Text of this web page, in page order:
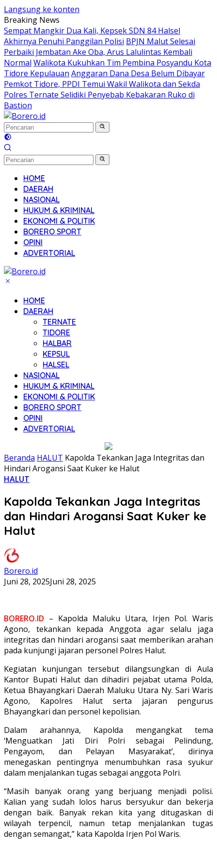
Langsung ke konten
Breaking News
Sempat Mangkir Dua Kali, Kepsek SDN 84 Halsel
Akhirnya Penuhi Panggilan Polisi BPJN Malut Selesai
Perbaiki Jembatan Ake Oba, Arus Lalulintas Kembali
Normal Walikota Kukuhkan Tim Pembina Posyandu Kota
Tidore Kepulauan Anggaran Dana Desa Belum Dibayar
Pemkot Tidore, PPDI Temui Wakil Walikota dan Sekda
Polres Ternate Selidiki Penyebab Kebakaran Ruko di
Bastion
HOME
DAERAH
NASIONAL
HUKUM & KRIMINAL
EKONOMI & POLITIK
BORERO SPORT
OPINI
ADVERTORIAL
HOME
DAERAH
TERNATE
TIDORE
HALBAR
KEPSUL
HALSEL
NASIONAL
HUKUM & KRIMINAL
EKONOMI & POLITIK
BORERO SPORT
OPINI
ADVERTORIAL
Beranda HALUT Kapolda Tekankan Jaga Integritas dan
Hindari Arogansi Saat Kuker ke Halut
HALUT
Kapolda Tekankan Jaga Integritas
dan Hindari Arogansi Saat Kuker ke
Halut
Borero.id
Juni 28, 2025Juni 28, 2025
BORERO.ID – Kapolda Maluku Utara, Irjen Pol. Waris
Agono, tekankan kepada Anggota agar selalu jaga
integritas dan hindari arogansi saat memberikan arahan
pada kunjungi jajaran personel Polres Halut.
Kegiatan kunjungan tersebut dilangsungkan di Aula
Kantor Bupati Halut dan dihadiri pejabat utama Polda,
Ketua Bhayangkari Daerah Maluku Utara Ny. Sari Waris
Agono, Kapolres Halut serta jajaran pengurus
Bhayangkari dan personel kepolisian.
Dalam arahannya, Kapolda mengangkat tema
‘Menguatkan Jati Diri Polri sebagai Pelindung,
Pengayom, dan Pelayan Masyarakat’, dirinya
menegaskan pentingnya menumbuhkan rasa syukur
dalam menjalankan tugas sebagai anggota Polri.
“Masih banyak orang yang berjuang menjadi polisi.
Kalian yang sudah lolos harus bersyukur dan bekerja
dengan baik. Banyak rekan kita yang ditugaskan di
wilayah terpencil, namun tetap menjalankan tugas
dengan semangat,” kata Kapolda Irjen Pol Waris.